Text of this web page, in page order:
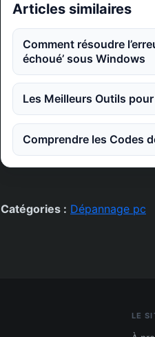
Articles similaires
Comment résoudre
échoué’ sous Windows
Les Meilleurs Outils
Comprendre les Codes
Catégories : Dépannage pc
LE